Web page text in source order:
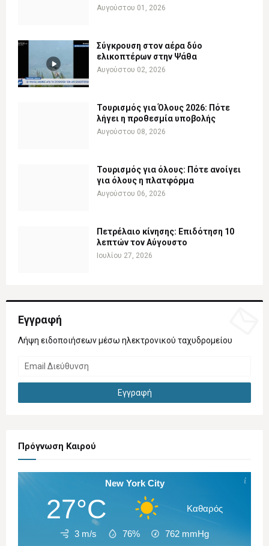
Αυγούστου 01, 2026
Σύγκρουση στον αέρα δύο
ελικοπτέρων στην Ψάθα
Αυγούστου 02, 2026
Τουρισμός για Όλους 2026: Πότε
λήγει η προθεσμία υποβολής
Αυγούστου 08, 2026
Τουρισμός για όλους: Πότε ανοίγει
για όλους η πλατφόρμα
Αυγούστου 06, 2026
Πετρέλαιο κίνησης: Επιδότηση 10
λεπτών τον Αύγουστο
Ιουλίου 27, 2026
Εγγραφή
Λήψη ειδοποιήσεων μέσω ηλεκτρονικού ταχυδρομείου
Πρόγνωση Καιρού
New York City
27°C Καθαρός
3 m/s 76% 762 mmHg